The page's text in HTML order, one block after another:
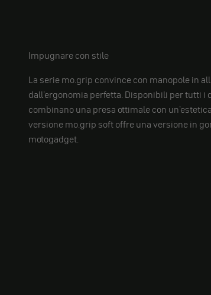
Impugnare con stile
La serie mo.grip convince con manopole in
dall'ergonomia perfetta. Disponibili per tutti
combinano una presa ottimale con
versione mo.grip soft offre una versione in
motogadget.